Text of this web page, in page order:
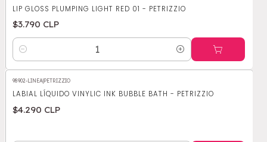
LIP GLOSS PLUMPING LIGHT RED 01 - PETRIZZIO
$3.790 CLP
Cantidad
98902-LINEA| PETRIZZIO
LABIAL LÍQUIDO VINYLIC INK BUBBLE BATH - PETRIZZIO
$4.290 CLP